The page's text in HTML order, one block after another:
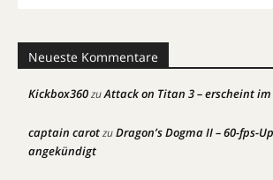
Neueste Kommentare
Kickbox360zuAttack on Titan 3 – erscheint
captain carotzuDragon’s Dogma II – 60-fps-
angekündigt